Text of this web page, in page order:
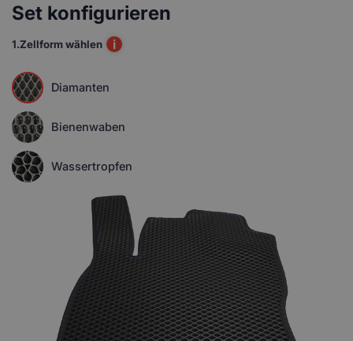
Set konfigurieren
1.Zellform wählen i
Diamanten
Bienenwaben
Wassertropfen